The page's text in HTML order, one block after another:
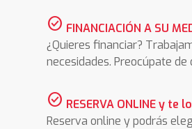
check_circle FINANCIACIÓN A SU
¿Quieres financiar?
necesidades. Preocúpate
check_circle RESERVA ONLINE y te
Reserva online y podrás